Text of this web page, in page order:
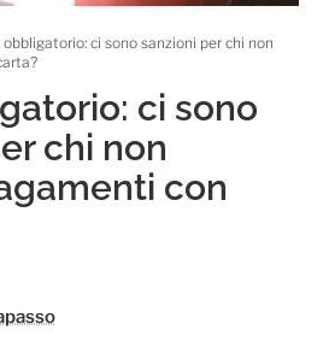
obbligatorio: ci sono sanzioni per chi non
ci sono
chi non
con